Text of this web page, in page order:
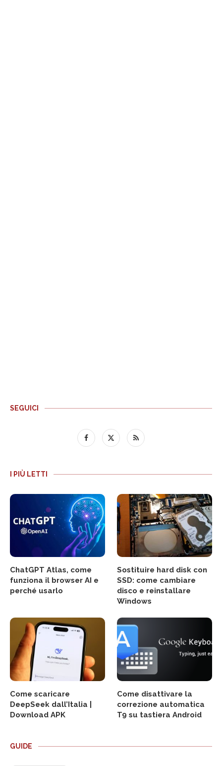
SEGUICI
I PIÙ LETTI
ChatGPT Atlas, come
funziona il browser AI e
perché usarlo
Sostituire hard disk con
SSD: come cambiare
disco e reinstallare
Windows
Come scaricare
DeepSeek dall’Italia |
Download APK
Come disattivare la
correzione automatica
T9 su tastiera Android
GUIDE